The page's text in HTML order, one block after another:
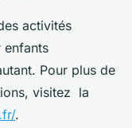
activités
enfants
Pour plus de
visitez la
.